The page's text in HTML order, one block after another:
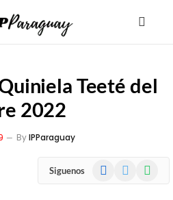
Teeté del
2022
ByIPParaguay
Siguenos Facebook